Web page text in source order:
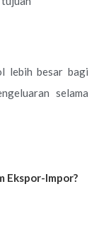
lebih besar bagi
selama
Ekspor-Impor?